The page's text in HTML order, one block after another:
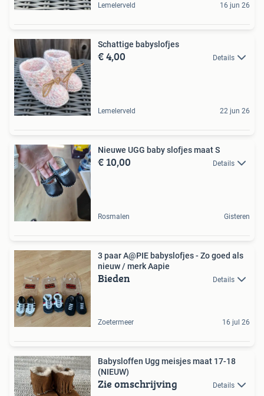
Lemelerveld 16 jun 26
Schattige babyslofjes
€ 4,00 Details
Lemelerveld 22 jun 26
Nieuwe UGG baby slofjes maat S
€ 10,00 Details
Rosmalen Gisteren
3 paar A@PIE babyslofjes - Zo goed als
nieuw / merk Aapie
Bieden Details
Zoetermeer 16 jul 26
Babysloffen Ugg meisjes maat 17-18
(NIEUW)
Zie omschrijving Details